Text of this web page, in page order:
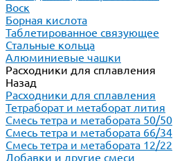
Воск
Борная кислота
Таблетированное связующее
Стальные кольца
Алюминиевые чашки
Расходники для сплавления
Назад
Расходники для сплавления
Тетраборат и метаборат лития
Смесь тетра и метабората 50/50
Смесь тетра и метабората 66/34
Смесь тетра и метабората 12/22
Добавки и другие смеси